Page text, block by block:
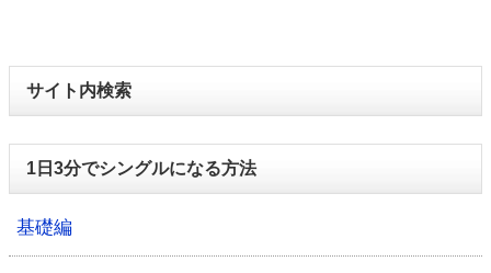
サイト内検索
1日3分でシングルになる方法
基礎編